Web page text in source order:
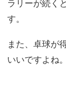
す。
また、卓球が
いいですよね。